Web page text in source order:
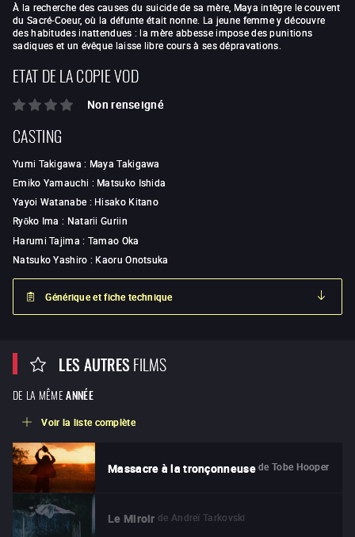
À la recherche des causes du suicide de sa mère, Maya intègre le couvent
du Sacré-Coeur, où la défunte était nonne. La jeune femme y découvre
des habitudes inattendues : la mère abbesse impose des punitions
sadiques et un évêque laisse libre cours à ses dépravations.
ETAT DE LA COPIE VOD
Non renseigné
CASTING
Yumi Takigawa : Maya Takigawa
Emiko Yamauchi : Matsuko Ishida
Yayoi Watanabe : Hisako Kitano
Ryōko Ima : Natarii Guriin
Harumi Tajima : Tamao Oka
Natsuko Yashiro : Kaoru Onotsuka
Générique et fiche technique
LES AUTRESFILMS
DE LA MÊME ANNÉE
Voir la liste complète
Massacre à la tronçonneuse de Tobe Hooper
Le Miroir de Andreï Tarkovski